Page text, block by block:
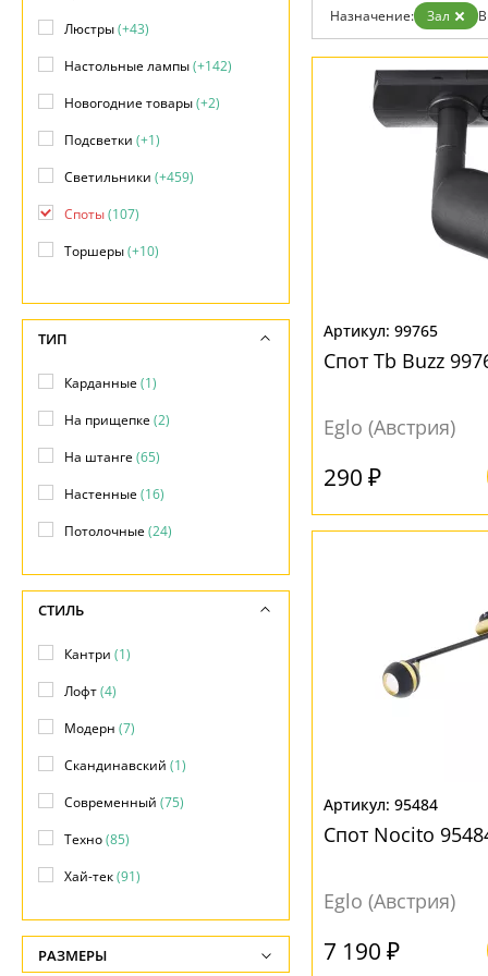
Доставка и оплата
Гарантия
Возврат
Установка
Бренды
Контакты
Назначение: Зал
99765
Спот Tb Buzz
Eglo (Австрия)
290 ₽
95484
Спот Nocito
Eglo (Австрия)
7 190 ₽
Люстры(+43)
Настольные лампы(+142)
Новогодние товары(+2)
Подсветки (+1)
Светильники (+459)
Споты(107)
Торшеры(+10)
Трековые системы(+2)
ТИП
Карданные(1)
На прищепке(2)
На штанге(65)
Настенные(16)
Потолочные(24)
СТИЛЬ
Кантри (1)
Лофт(4)
Модерн (7)
Скандинавский (1)
Современный (75)
Техно(85)
Хай-тек(91)
РАЗМЕРЫ